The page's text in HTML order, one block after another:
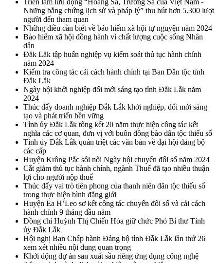
Triển lãm lưu động “Hoàng Sa, Trường Sa của Việt Nam -
Những bằng chứng lịch sử và pháp lý” thu hút hơn 5.300 lượt
người đến tham quan
Những điều cần biết về bảo hiểm xã hội tự nguyện năm 2024
Bảo hiểm xã hội đồng hành vì chất lượng cuộc sống Nhân
dân
Đắk Lắk tập huấn nghiệp vụ kiểm soát thủ tục hành chính
năm 2024
Kiểm tra công tác cải cách hành chính tại Ban Dân tộc tỉnh
Đắk Lắk
Ngày hội khởi nghiệp đổi mới sáng tạo tỉnh Đắk Lắk năm
2024
Thúc đẩy doanh nghiệp Đắk Lắk khởi nghiệp, đổi mới sáng
tạo và phát triển bền vững
Tỉnh ủy Đắk Lắk tổng kết 20 năm thực hiện công tác kết
nghĩa các cơ quan, đơn vị với buôn đồng bào dân tộc thiểu số
Tỉnh ủy Đắk Lắk quán triệt các văn bản về đại hội đảng bộ
các cấp
Huyện Krông Pắc sôi nổi Ngày hội chuyển đổi số năm 2024
Cắt giảm thủ tục hành chính, ngành Thuế đã tạo nhiều thuận
lợi cho người nộp thuế
Thúc đẩy vai trò tiên phong của thanh niên dân tộc thiểu số
trong thực hiện bình đẳng giới
Huyện Ea H’Leo sơ kết công tác chuyển đổi số và cải cách
hành chính 9 tháng đầu năm
Đồng chí Huỳnh Thị Chiến Hòa giữ chức Phó Bí thư Tỉnh
ủy Đắk Lắk
Hội nghị Ban Chấp hành Đảng bộ tỉnh Đắk Lắk lần thứ 26
xem xét nhiều nội dung quan trọng
Khởi động dự án sản xuất sầu riêng ứng dụng công nghệ